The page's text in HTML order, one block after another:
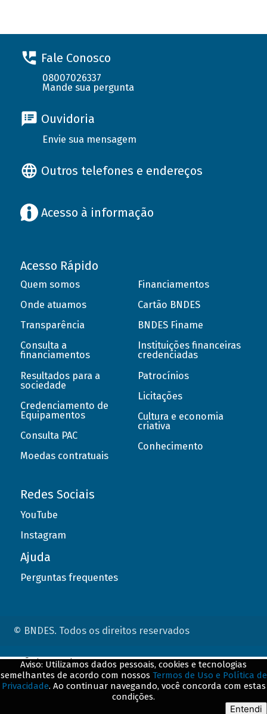
Fale Conosco
08007026337
Mande sua pergunta
Ouvidoria
Envie sua mensagem
Outros telefones e endereços
Acesso à informação
Acesso Rápido
Quem somos
Onde atuamos
Transparência
Consulta a
financiamentos
Resultados para a
sociedade
Credenciamento de
Equipamentos
Consulta PAC
Moedas contratuais
Financiamentos
Cartão BNDES
BNDES Finame
Instituições financeiras
credenciadas
Patrocínios
Licitações
Cultura e economia
criativa
Conhecimento
Redes Sociais
YouTube
Instagram
Ajuda
Perguntas frequentes
© BNDES. Todos os direitos reservados
Aviso: Utilizamos dados pessoais, cookies e tecnologias
semelhantes de acordo com nossos Termos de Uso e Política de
Privacidade. Ao continuar navegando, você concorda com estas
condições.
Entendi
ConteÃºdo complementar
${title}${badge}